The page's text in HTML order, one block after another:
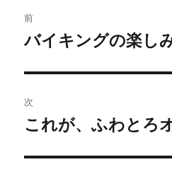
稿
ビ
ゲ
ー
前
過
の
投
稿:
バイキングの楽し
次
次
投
これが、ふわとろ